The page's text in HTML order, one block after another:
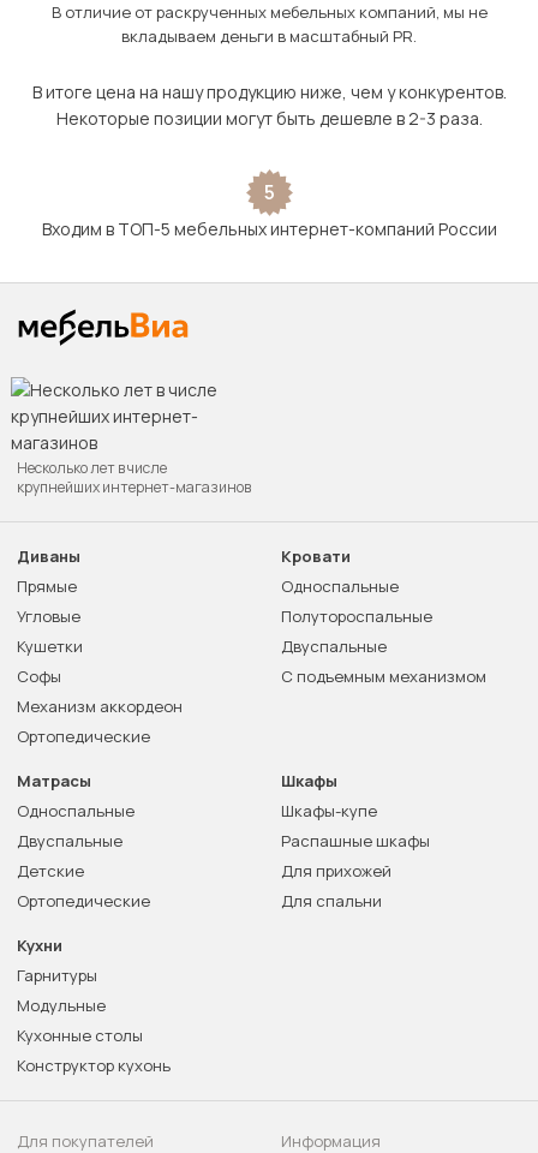
В отличие от раскрученных мебельных компаний, мы не
вкладываем деньги в масштабный PR.
В итоге цена на нашу продукцию ниже, чем у конкурентов.
Некоторые позиции могут быть дешевле в 2-3 раза.
5
Входим в ТОП-5 мебельных интернет-компаний России
Несколько лет в числе
крупнейших интернет-магазинов
Диваны
Прямые
Угловые
Кушетки
Софы
Механизм аккордеон
Ортопедические
Кровати
Односпальные
Полутороспальные
Двуспальные
С подъемным механизмом
Матрасы
Односпальные
Двуспальные
Детские
Ортопедические
Шкафы
Шкафы-купе
Распашные шкафы
Для прихожей
Для спальни
Кухни
Гарнитуры
Модульные
Кухонные столы
Конструктор кухонь
Для покупателей
Информация